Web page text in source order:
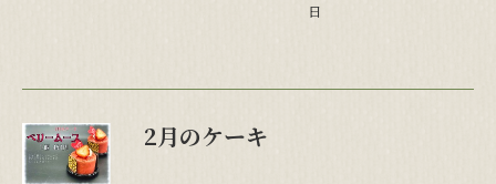
日
2月のケーキ